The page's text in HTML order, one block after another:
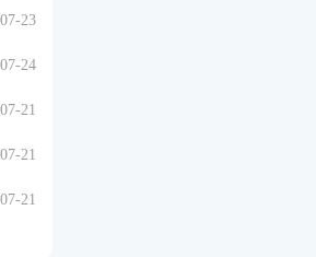
07-23
07-24
07-21
07-21
07-21